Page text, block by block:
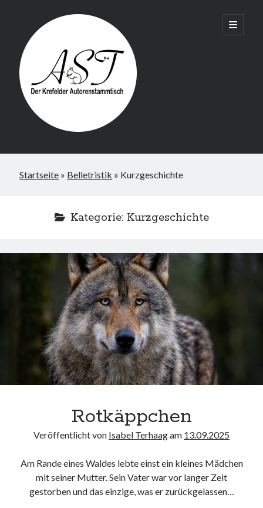
Krefelder
AST
open
primary
Startseite » Belletristik » Kurzgeschichte
Kategorie: Kurzgeschichte
Rotkäppchen
Veröffentlicht von Isabel Terhaagam 13.09.2025
Am Rande eines Waldes lebte einst ein kleines Mädchen
mit seiner Mutter. Sein Vater war vor langer Zeit
gestorben und das einzige, was er zurückgelassen…